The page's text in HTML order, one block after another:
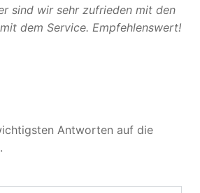
sind wir sehr zufrieden mit den
dem Service. Empfehlenswert!
Antworten auf die